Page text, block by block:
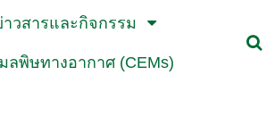
าวสารและกิจกรรม
ลพิษทางอากาศ (CEMs)